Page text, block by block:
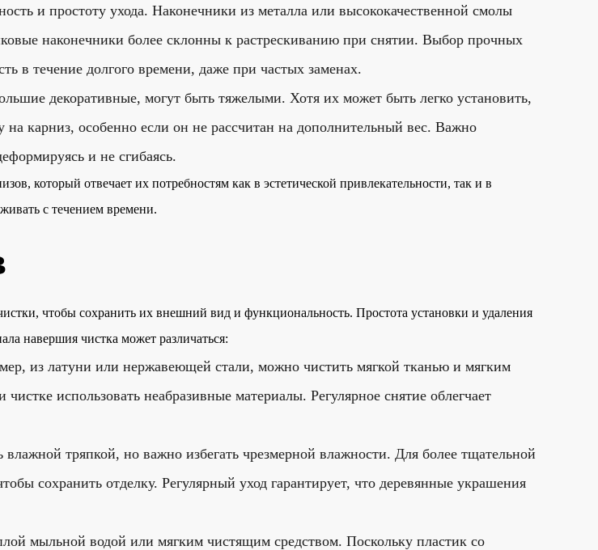
и простоту ухода. Наконечники из металла или высококачественной смолы
наконечники более склонны к растрескиванию при снятии. Выбор прочных
в течение долгого времени, даже при частых заменах.
декоративные, могут быть тяжелыми. Хотя их может быть легко установить,
карниз, особенно если он не рассчитан на дополнительный вес. Важно
и не сгибаясь.
который отвечает их потребностям как в эстетической привлекательности, так и в
с течением времени.
чтобы сохранить их внешний вид и функциональность. Простота установки и удаления
навершия чистка может различаться:
из латуни или нержавеющей стали, можно чистить мягкой тканью и мягким
использовать неабразивные материалы. Регулярное снятие облегчает
тряпкой, но важно избегать чрезмерной влажности. Для более тщательной
сохранить отделку. Регулярный уход гарантирует, что деревянные украшения
мыльной водой или мягким чистящим средством. Поскольку пластик со